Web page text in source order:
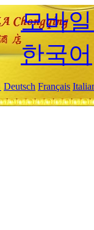
모바
한국어
Deutsch Français